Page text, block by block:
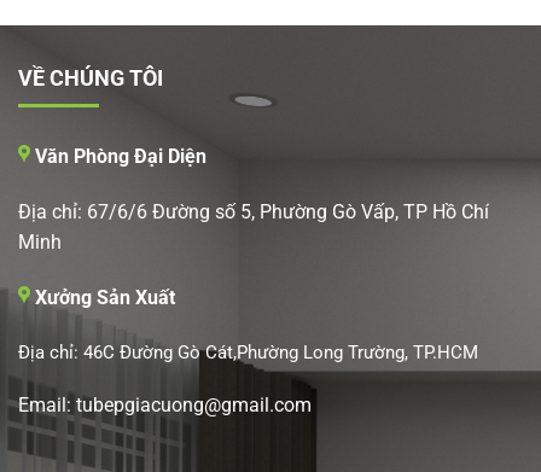
VỀ CHÚNG TÔI
Văn Phòng Đại Diện
Địa chỉ: 67/6/6 Đường số 5, Phường Gò Vấp, TP Hồ Chí
Minh
Xưởng Sản Xuất
Địa chỉ: 46C Đường Gò Cát,Phường Long Trường, TP.HCM
Email: tubepgiacuong@gmail.com